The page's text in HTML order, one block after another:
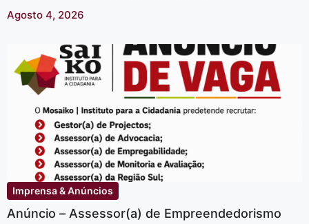
Agosto 4, 2026
Imprensa & Anúncios
Anúncio – Assessor(a) de Empreendedorismo